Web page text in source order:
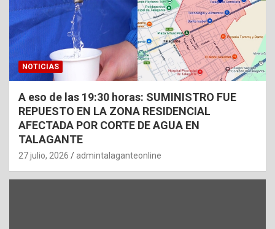
NOTICIAS
A eso de las 19:30 horas: SUMINISTRO FUE
REPUESTO EN LA ZONA RESIDENCIAL
AFECTADA POR CORTE DE AGUA EN
TALAGANTE
27 julio, 2026 admintalaganteonline